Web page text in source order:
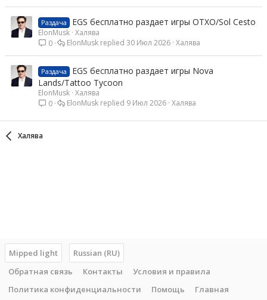
Раздача EGS бесплатно раздает игры OTXO/Sol Cesto
ElonMusk Халява
0
Халява
30 Июл 2026
ElonMusk
Раздача
EGS бесплатно раздает игры Nova
Lands/Tattoo Tycoon
ElonMusk Халява
0
Халява
9 Июл 2026
ElonMusk
Халява
Mipped light
Russian (RU)
Обратная связь
Контакты
Условия и правила
Политика конфиденциальности
Помощь Главная